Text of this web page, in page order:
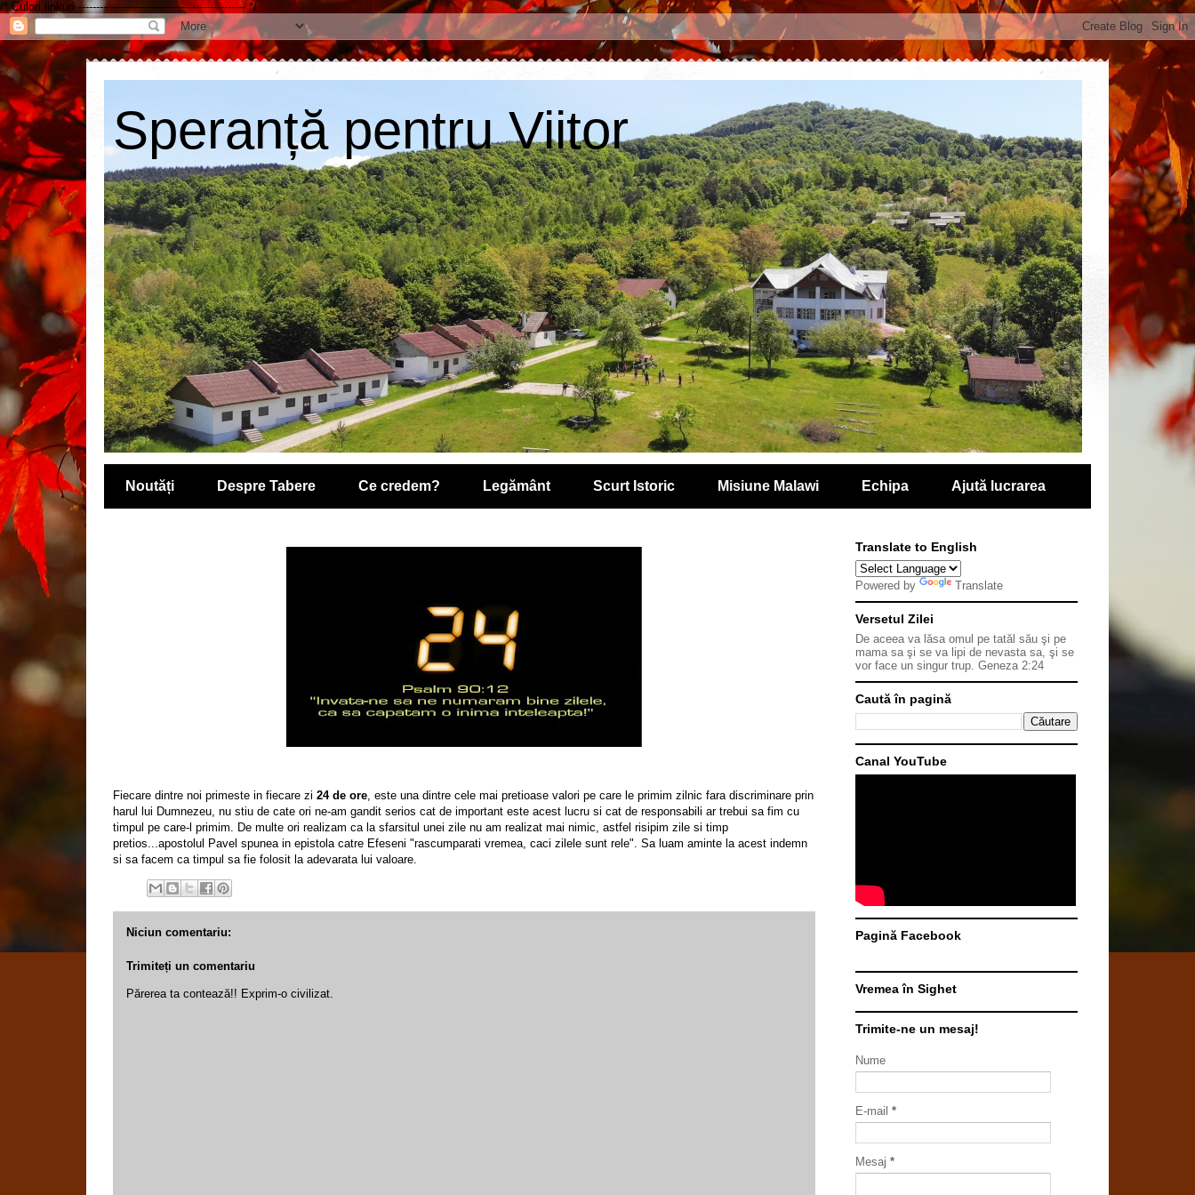
/* Culori linkuri ----------------------------------------------- */
Speranță pentru Viitor
Noutăți Despre Tabere Ce credem? Legământ Scurt Istoric Misiune Malawi Echipa Ajută lucrarea
Fiecare dintre noi primeste in fiecare zi 24 de ore, este una dintre cele mai pretioase valori pe care le primim zilnic fara discriminare prin
harul lui Dumnezeu, nu stiu de cate ori ne-am gandit serios cat de important este acest lucru si cat de responsabili ar trebui sa fim cu
timpul pe care-l primim. De multe ori realizam ca la sfarsitul unei zile nu am realizat mai nimic, astfel risipim zile si timp
pretios...apostolul Pavel spunea in epistola catre Efeseni "rascumparati vremea, caci zilele sunt rele". Sa luam aminte la acest indemn
si sa facem ca timpul sa fie folosit la adevarata lui valoare.
Niciun comentariu:
Trimiteți un comentariu
Părerea ta contează!! Exprim-o civilizat.
Translate to English
Powered by Translate
Versetul Zilei
De aceea va lăsa omul pe tatăl său şi pe
mama sa şi se va lipi de nevasta sa, şi se
vor face un singur trup. Geneza 2:24
Caută în pagină
Canal YouTube
Pagină Facebook
Vremea în Sighet
Trimite-ne un mesaj!
Nume
E-mail *
Mesaj *